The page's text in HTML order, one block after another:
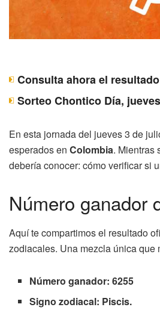
Consulta ahora el
Sorteo Chontico Día,
En esta jornada del jueves 3 de
esperados en Colombia. Mientras
debería conocer: cómo verificar si
Número ganador
Aquí te compartimos el resultado
zodiacales. Una mezcla única
Número ganador: 6255
Signo zodiacal: Piscis.